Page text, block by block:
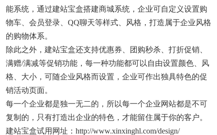
能系统，通过建站宝盒搭建商城系统，企业可自定义设置购
物车、会员登录、QQ聊天等样式、风格，打造属于企业风格
的购物体系。
除此之外，建站宝盒还支持优惠券、团购秒杀、打折促销、
满赠/满减等促销功能，每一种功能都可以自由设置颜色、风
格、大小，可随企业风格而设置，企业可作出独具特色的促
销活动页面。
每一个企业都是独一无二的，所以每一个企业网站都是不可
复制的，只有打造出企业的特色，才能留住属于你的客户。
建站宝盒试用网址：http://www.xinxinghl.com/design/